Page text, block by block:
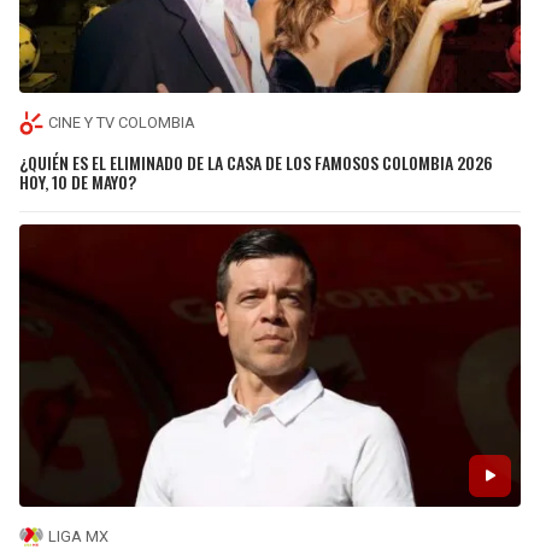
CINE Y TV COLOMBIA
¿QUIÉN ES EL ELIMINADO DE LA CASA DE LOS FAMOSOS COLOMBIA 2026
HOY, 10 DE MAYO?
LIGA MX